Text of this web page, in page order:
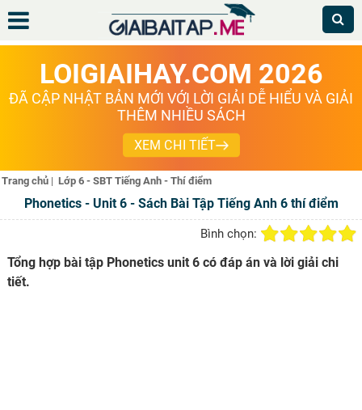
LOIGIAIHAY.COM 2026
ĐÃ CẬP NHẬT BẢN MỚI VỚI LỜI GIẢI DỄ HIỂU VÀ GIẢI
THÊM NHIỀU SÁCH
XEM CHI TIẾT
Trang chủ | Lớp 6 - SBT Tiếng Anh - Thí điểm
Phonetics - Unit 6 - Sách Bài Tập Tiếng Anh 6 thí điểm
Bình chọn:
Tổng hợp bài tập Phonetics unit 6 có đáp án và lời giải chi
tiết.